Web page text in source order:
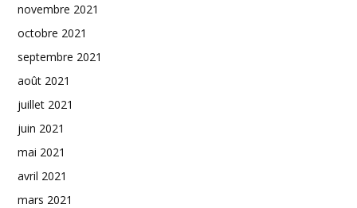
novembre 2021
octobre 2021
septembre 2021
août 2021
juillet 2021
juin 2021
mai 2021
avril 2021
mars 2021